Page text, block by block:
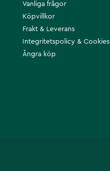
Vanliga frågor
Köpvillkor
Frakt & Leverans
Integritetspolicy & Cookies
Ångra köp